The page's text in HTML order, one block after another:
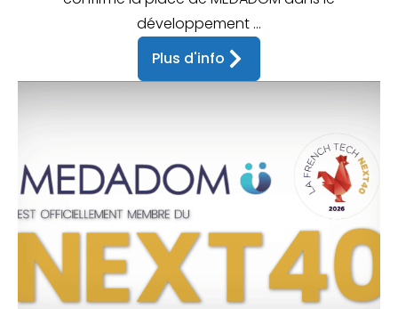
développement ...
Plus d'info